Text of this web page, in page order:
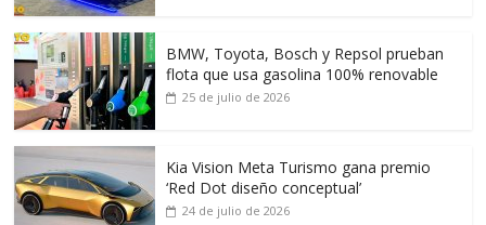
BMW, Toyota, Bosch y Repsol prueban
flota que usa gasolina 100% renovable
25 de julio de 2026
Kia Vision Meta Turismo gana premio
‘Red Dot diseño conceptual’
24 de julio de 2026